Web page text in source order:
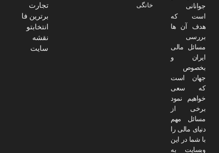
جوانانی
است که
هدف آن ها
بررسی
مسائل مالی
ایران و
بخصوص
جهان است
که سعی
خواهیم نمود
برخی از
مسائل مهم
دنیای مالی را
با شما در این
وبسایت به
خانگی
تجارت
برترین فا
انتخابتو
نقشه
سایت